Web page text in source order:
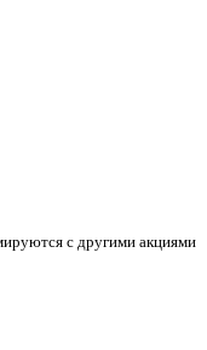
с другими акциями